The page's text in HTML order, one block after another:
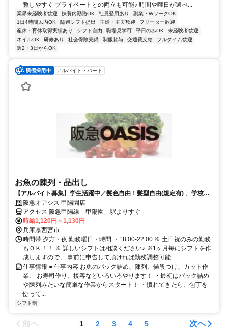
整しやすく プライベートとの両立も可能♪ 時間や曜日が選べ...
業界未経験者歓迎 扶養内勤務OK 社員登用あり
副業・WワークOK
1日4時間以内OK
隔週シフト提出 主婦・主夫歓迎
フリーター歓迎
産休・育休取得実績あり
シフト自由 職場見学可 平日のみOK
未経験者歓迎
ネイルOK
研修あり 社会保険完備 制服貸与 交通費支給
フルタイム歓迎
週2・3日からOK
アルバイト・パート
お魚の陳列・品出し
【アルバイト募集】学生活躍中／髪色自由！髪型自由(規定有) 、学校行
事などのシフト相談OK！
阪急オアシス 甲陽園店
アクセス 阪急甲陽線「甲陽園」駅よりすぐ
時給1,120円～1,130円
兵庫県西宮市
時間帯 夕方・夜 勤務曜日・時間 ・18:00-22:00 ※ 土日祝のみの勤務
もＯＫ！！ ※ 詳しいシフトは相談ください♪ ※1ヶ月毎にシフトを作
成しますので、 事前に申告して頂ければ勤務調整可能...
仕事情報 ● 仕事内容 お魚のパック詰め、陳列、値段つけ、カット作
業、 お寿司作り、接客などいろいろやります！ ・最初はパック詰め
や陳列みたいな簡単な作業からスタート！ ・慣れてきたら、包丁を
使って...
シフト制
前へ 1 2 3 4 5 次へ